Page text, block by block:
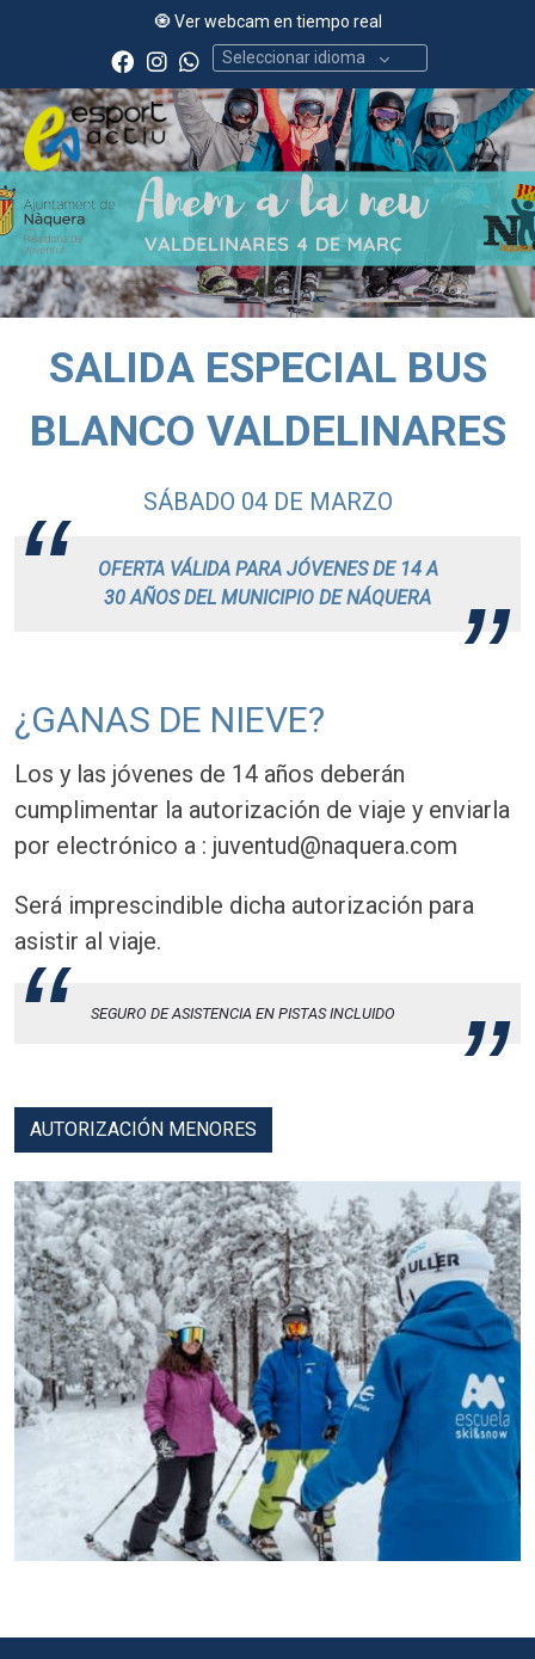
🧿 Ver webcam en tiempo real
Seleccionar idioma
SALIDA ESPECIAL BUS
BLANCO VALDELINARES
SÁBADO 04 DE MARZO
OFERTA VÁLIDA PARA JÓVENES DE 14 A
30 AÑOS DEL MUNICIPIO DE NÁQUERA
¿GANAS DE NIEVE?
Los y las jóvenes de 14 años deberán
cumplimentar la autorización de viaje y enviarla
por electrónico a : juventud@naquera.com
Será imprescindible dicha autorización para
asistir al viaje.
SEGURO DE ASISTENCIA EN PISTAS INCLUIDO
AUTORIZACIÓN MENORES